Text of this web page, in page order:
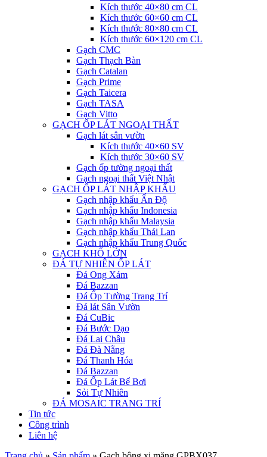
Kích thước 40×80 cm CL
Kích thước 60×60 cm CL
Kích thước 80×80 cm CL
Kích thước 60×120 cm CL
Gạch CMC
Gạch Thạch Bàn
Gạch Catalan
Gạch Prime
Gạch Taicera
Gạch TASA
Gạch Vitto
GẠCH ỐP LÁT NGOẠI THẤT
Gạch lát sân vườn
Kích thước 40×60 SV
Kích thước 30×60 SV
Gạch ốp tường ngoại thất
Gạch ngoại thất Việt Nhật
GẠCH ỐP LÁT NHẬP KHẨU
Gạch nhập khẩu Ấn Độ
Gạch nhập khẩu Indonesia
Gạch nhập khẩu Malaysia
Gạch nhập khẩu Thái Lan
Gạch nhập khẩu Trung Quốc
GẠCH KHỔ LỚN
ĐÁ TỰ NHIÊN ỐP LÁT
Đá Ong Xám
Đá Bazzan
Đá Ốp Tường Trang Trí
Đá lát Sân Vườn
Đá CuBic
Đá Bước Dạo
Đá Lai Châu
Đá Đà Nẵng
Đá Thanh Hóa
Đá Bazzan
Đá Ốp Lát Bể Bơi
Sỏi Tự Nhiên
ĐÁ MOSAIC TRANG TRÍ
Tin tức
Công trình
Liên hệ